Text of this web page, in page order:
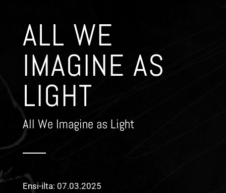
ALL WE
IMAGINE AS
LIGHT
All We Imagine as Light
Ensi-ilta: 07.03.2025